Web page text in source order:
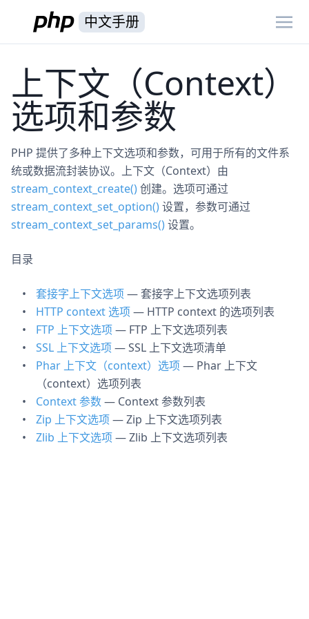
中文手册
上下文（Context）
选项和参数
PHP 提供了多种上下文选项和参数，可用于所有的文件系
统或数据流封装协议。上下文（Context）由
stream_context_create()创建。选项可通过
stream_context_set_option()设置，参数可通过
stream_context_set_params()设置。
目录
套接字上下文选项— 套接字上下文选项列表
HTTP context 选项— HTTP context 的选项列表
FTP 上下文选项— FTP 上下文选项列表
SSL 上下文选项— SSL 上下文选项清单
Phar 上下文（context）选项— Phar 上下文
（context）选项列表
Context 参数— Context 参数列表
Zip 上下文选项— Zip 上下文选项列表
Zlib 上下文选项— Zlib 上下文选项列表